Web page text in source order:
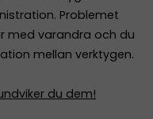
Problemet
med varandra och du
mellan verktygen.
du dem!